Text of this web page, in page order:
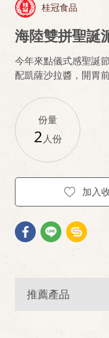
桂冠食品
海陸雙拼聖誕
今年來點儀式感聖誕
配凱薩沙拉醬，開胃
份量
2人份
加入
推薦產品